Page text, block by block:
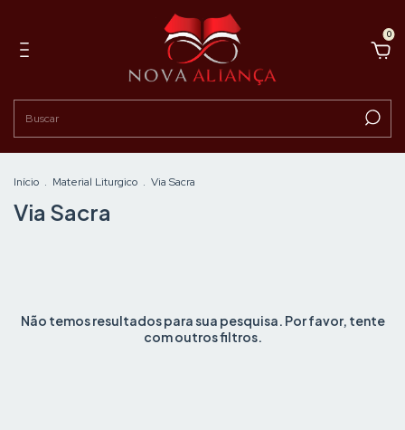
0
Início . Material Liturgico . Via Sacra
Via Sacra
Não temos resultados para sua pesquisa. Por favor, tente
com outros filtros.